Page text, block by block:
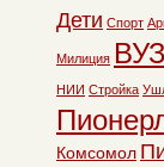
Дети Спорт
Милиция
НИИ Стройка
Комсомол